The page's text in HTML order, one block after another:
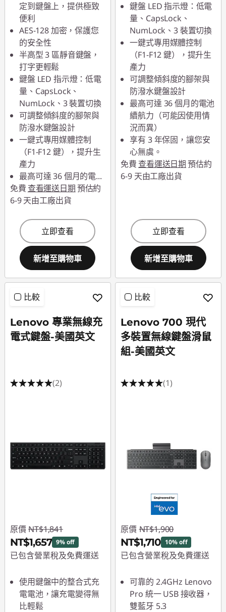
定到鍵盤上，提供極致
便利
AES-128 加密，保護您
的安全性
半高型 3 區靜音鍵盤，
打字更輕鬆
鍵盤 LED 指示燈：低電
量、CapsLock、
NumLock、3 裝置切換
可調整傾斜度的腳架與
防潑水鍵盤設計
一鍵式專用媒體控制
（F1-F12 鍵），提升生
產力
最高可達 36 個月的電...
免費 查看運送日期預估約
6-9 天由工廠出貨
立即查看
新增至購物車
鍵盤 LED 指示燈：低電
量、CapsLock、
NumLock、3 裝置切換
一鍵式專用媒體控制
（F1-F12 鍵），提升生
產力
可調整傾斜度的腳架與
防潑水鍵盤設計
最高可達 36 個月的電池
續航力（可能因使用情
況而異）
享有 3 年保固，讓您安
心無虞。
免費 查看運送日期預估約
6-9 天由工廠出貨
立即查看
新增至購物車
比較
Lenovo 專業無線充
電式鍵盤-美國英文
(2)
原價 NT$1,841
NT$1,657 9% off
已包含營業稅及免費運送
使用鍵盤中的整合式充
電電池，讓充電變得無
比輕鬆
比較
Lenovo 700 現代
多裝置無線鍵盤滑鼠
組-美國英文
(1)
原價 NT$1,900
NT$1,710 10% off
已包含營業稅及免費運送
可靠的 2.4GHz Lenovo
Pro 統一 USB 接收器，
雙藍牙 5.3